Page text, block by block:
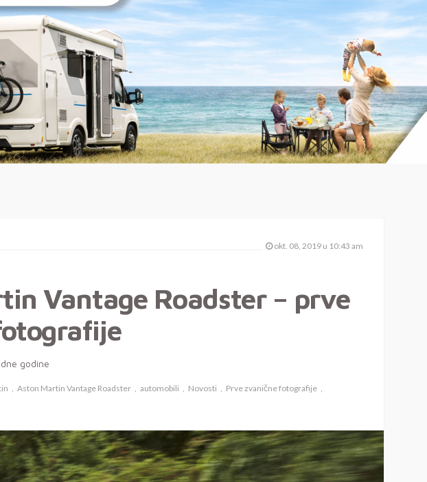
okt. 08, 2019 u 10:43 am
Vantage Roadster – prve
godine
Aston Martin Vantage Roadster automobili Novosti
Prve zvanične fotografije